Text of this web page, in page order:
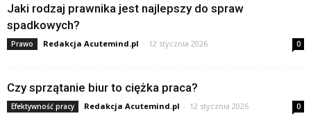
Jaki rodzaj prawnika jest najlepszy do spraw
spadkowych?
Prawo Redakcja Acutemind.pl - 12 stycznia 2026 0
Czy sprzątanie biur to ciężka praca?
Efektywność pracy Redakcja Acutemind.pl - 12 stycznia 2026 0